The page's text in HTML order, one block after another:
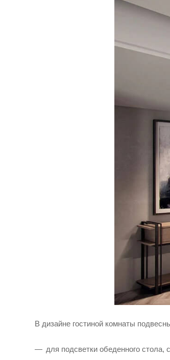
В дизайне гостиной комнаты
для подсветки обеденного